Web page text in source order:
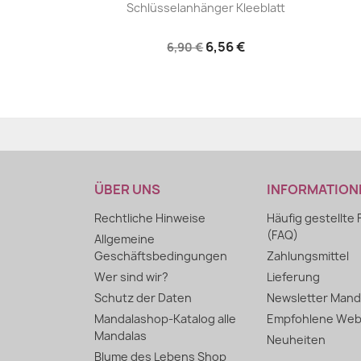
| 
Schlüsselanhänger Kleeblatt
6,90 €6,56 €
ÜBER UNS
Rechtliche Hinweise
Allgemeine
Geschäftsbedingungen
Wer sind wir?
Schutz der Daten
Mandalashop-Katalog alle
Mandalas
Blume des Lebens Shop
Häufig gestellte
(FAQ)
Zahlungsmittel
Lieferung
Newsletter
Empfohlene
Neuheiten